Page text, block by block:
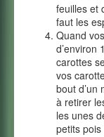
feuilles et
faut les
Quand
d’environ
carottes
vos
bout d’un
à retirer
les unes
petits